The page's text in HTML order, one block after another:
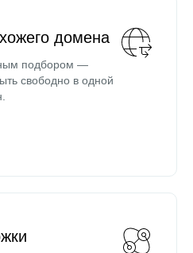
домена
подбором —
свободно в одной